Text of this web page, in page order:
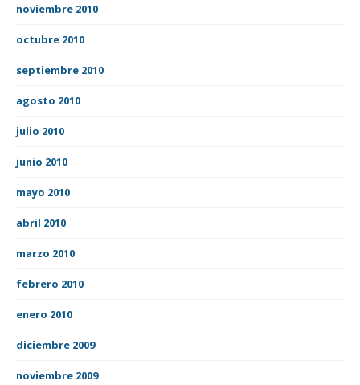
noviembre 2010
octubre 2010
septiembre 2010
agosto 2010
julio 2010
junio 2010
mayo 2010
abril 2010
marzo 2010
febrero 2010
enero 2010
diciembre 2009
noviembre 2009